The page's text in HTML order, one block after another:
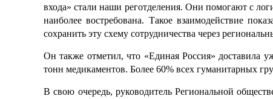
входа» стали наши реготделения. Они помогают с
наиболее востребована. Такое взаимодействие
сохранить эту схему сотрудничества через
Он также отметил, что «Единая Россия» доставила
тонн медикаментов. Более 60% всех гуманитарных
В свою очередь, руководитель Региональной